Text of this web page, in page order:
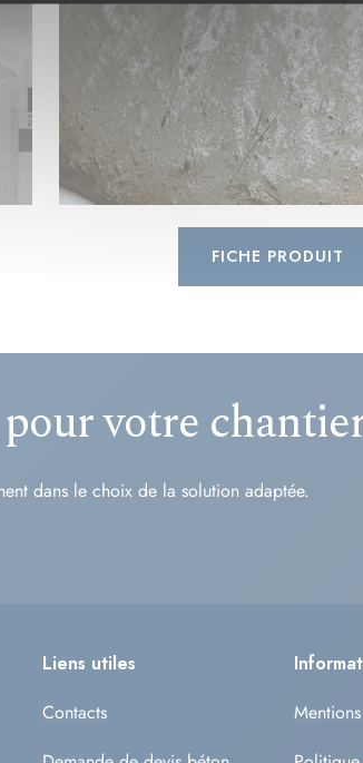
FICHE PRODUIT
votre
dans le choix de la solution adaptée.
Liens utiles
Contacts